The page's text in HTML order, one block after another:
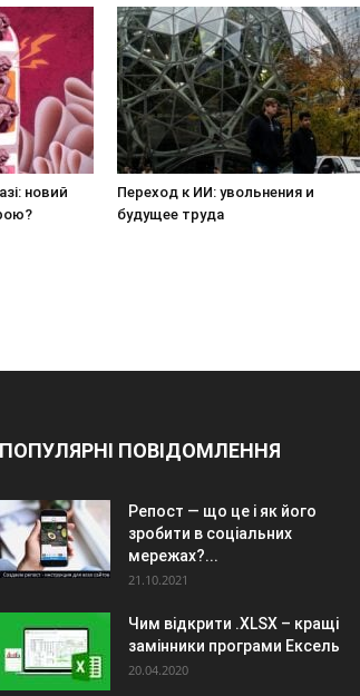
новий
Переход к ИИ: увольнения и
будущее труда
ПОПУЛЯРНІ ПОВІДОМЛЕННЯ
Репост — що це і як його
зробити в соціальних
мережах?...
21.10.2021
Чим відкрити .XLSX – кращі
замінники програми Ексель
20.04.2020